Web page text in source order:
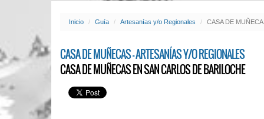
Inicio Guía Artesanías y/o Regionales CASA DE
CASA DE MUÑECAS - ARTESANÍAS Y/O REGIONALES
CASA DE MUÑECAS EN SAN CARLOS DE BARILOCHE